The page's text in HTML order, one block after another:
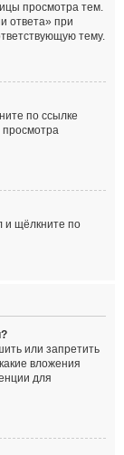
просмотра тем.
ответа» при
тему.
по ссылке
и щёлкните по
или запретить
вложения
для